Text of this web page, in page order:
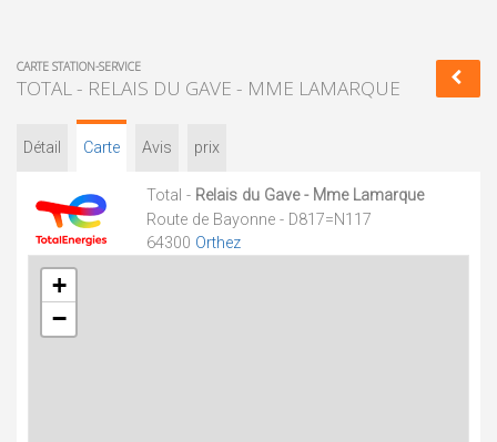
CARTE STATION-SERVICE
TOTAL - RELAIS DU GAVE - MME LAMARQUE
Détail Carte Avis prix
Total - Relais du Gave - Mme Lamarque
Route de Bayonne - D817=N117
64300 Orthez
+
−